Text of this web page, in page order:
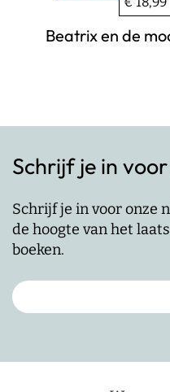
Beatrix en de
Schrijf je in
Schrijf je in voor onze
de hoogte van het
boeken.